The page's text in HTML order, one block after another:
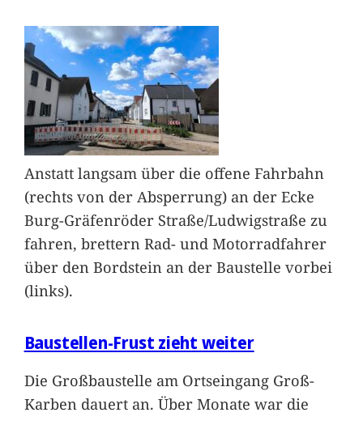
Anstatt langsam über die offene Fahrbahn
(rechts von der Absperrung) an der Ecke
Burg-Gräfenröder Straße/Ludwigstraße zu
fahren, brettern Rad- und Motorradfahrer
über den Bordstein an der Baustelle vorbei
(links).
Baustellen-Frust zieht weiter
Die Großbaustelle am Ortseingang Groß-
Karben dauert an. Über Monate war die